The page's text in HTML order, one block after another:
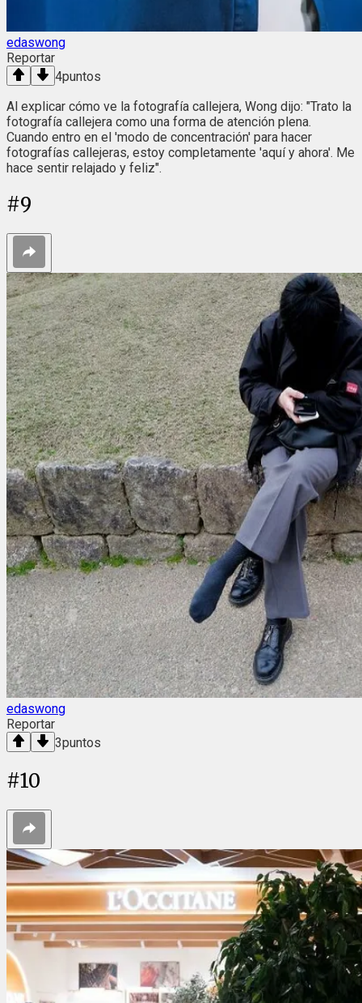
edaswong
Reportar
4puntos
Al explicar cómo ve la fotografía callejera, Wong dijo: "Trato la
fotografía callejera como una forma de atención plena.
Cuando entro en el 'modo de concentración' para hacer
fotografías callejeras, estoy completamente 'aquí y ahora'. Me
hace sentir relajado y feliz".
#9
edaswong
Reportar
3puntos
#10